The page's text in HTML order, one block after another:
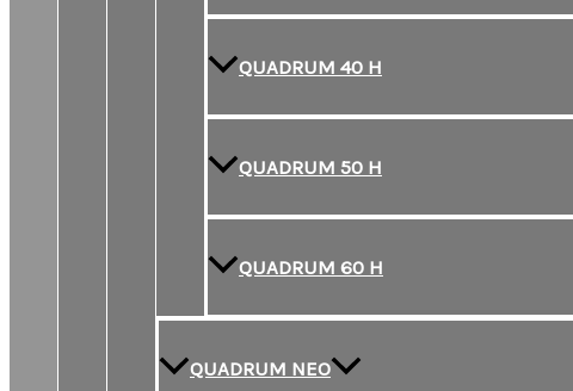
QUADRUM 40 H
QUADRUM 50 H
QUADRUM 60 H
QUADRUM NEO